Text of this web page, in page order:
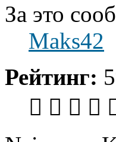
За это
Maks42
Рейтинг: